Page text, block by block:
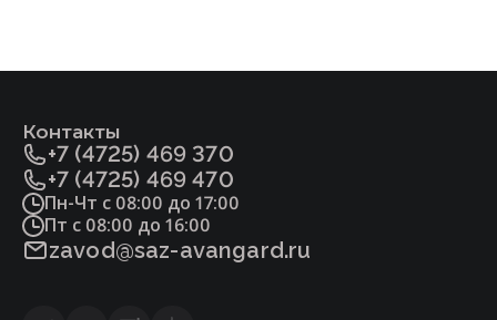
«мягкое» (Фторопласт-4 ГОСТ10007)
«металл по металлу»
Уплотнение сальника
Контакты
+7 (4725) 469 370
+7 (4725) 469 470
Пн-Чт с 08:00 до 17:00
Пт с 08:00 до 16:00
zavod@saz-avangard.ru